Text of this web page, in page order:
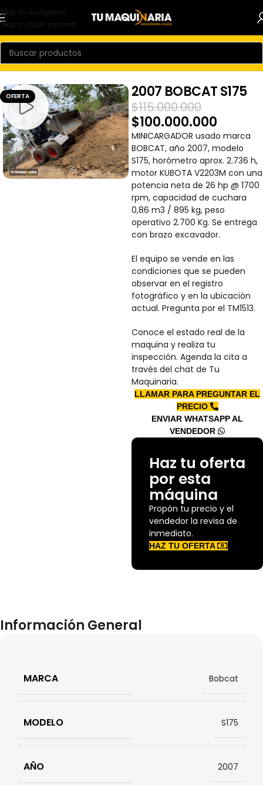
Skip to navigation
Skip to main content
Inicio/Minicargador
OFERTA 2007 BOBCAT S175
$115.000.000
$100.000.000
MINICARGADOR usado marca
BOBCAT, año 2007, modelo
S175, horómetro aprox. 2.736 h,
motor KUBOTA V2203M con una
potencia neta de 26 hp @ 1700
rpm, capacidad de cuchara
0,86 m3 / 895 kg, peso
operativo 2.700 Kg. Se entrega
con brazo excavador.
El equipo se vende en las
condiciones que se pueden
observar en el registro
fotográfico y en la ubicación
actual. Pregunta por el TM1513.
Conoce el estado real de la
maquina y realiza tu
inspección. Agenda la cita a
través del chat de Tu
Maquinaria.
LLAMAR PARA PREGUNTAR EL
PRECIO
ENVIAR WHATSAPP AL
VENDEDOR
Haz tu oferta
por esta
máquina
Propón tu precio y el
vendedor la revisa de
inmediato.
HAZ TU OFERTA
Información General
MARCA Bobcat
MODELO S175
AÑO 2007